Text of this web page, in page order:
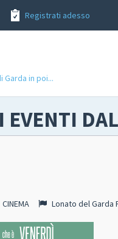
Registrati adesso
Garda in poi...
CINEMA Lonato del Garda